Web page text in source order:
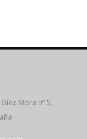
Mora nº 5,